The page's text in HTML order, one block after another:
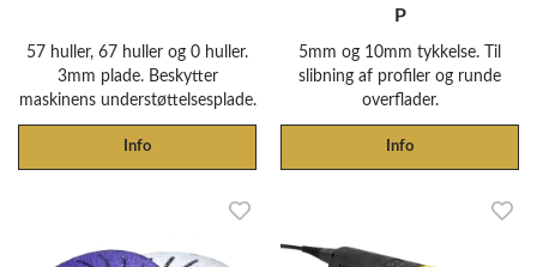
57 huller, 67 huller og 0 huller.
3mm plade. Beskytter
maskinens understøttelsesplade.
Info
P
5mm og 10mm tykkelse. Til
slibning af profiler og runde
overflader.
Info